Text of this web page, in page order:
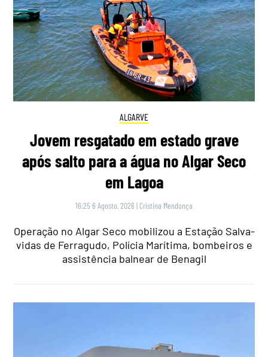
ALGARVE
Jovem resgatado em estado grave
após salto para a água no Algar Seco
em Lagoa
16:25 6 Agosto, 2026 | Cristina Mendonça
Operação no Algar Seco mobilizou a Estação Salva-
vidas de Ferragudo, Polícia Marítima, bombeiros e
assistência balnear de Benagil